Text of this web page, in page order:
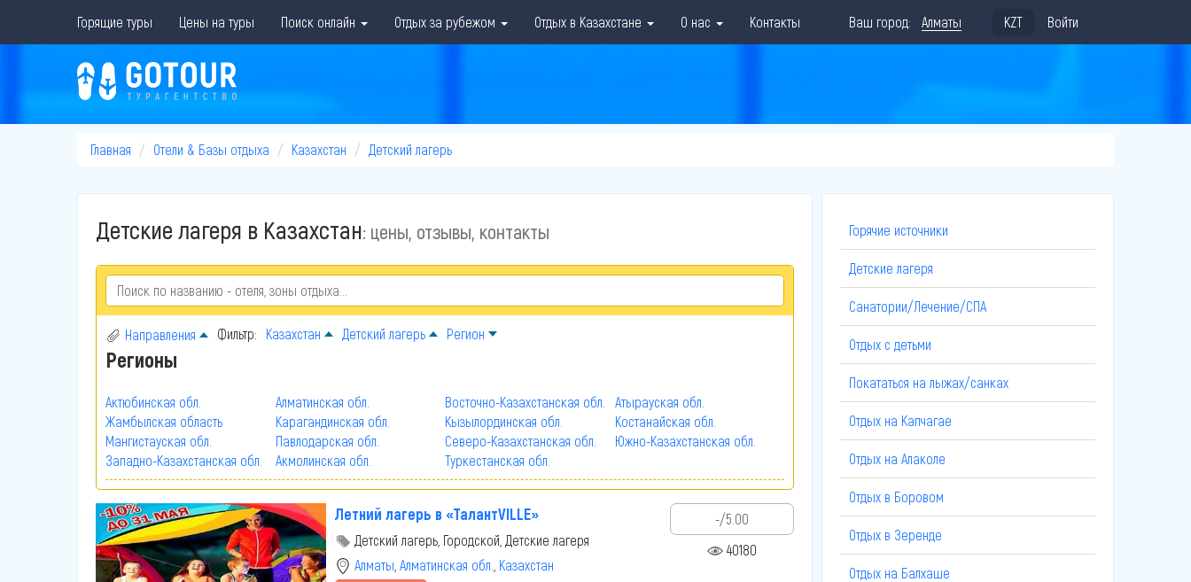
Горящие туры Цены на туры Поиск онлайн Отдых за рубежом Отдых в Казахстане О нас Контакты Ваш город: Алматы KZT Войти
Главная Отели & Базы отдыха Казахстан Детский лагерь
Детские лагеря в Казахстан: цены, отзывы, контакты
Направления Фильтр: Казахстан Детский лагерь Регион
Регионы
Актюбинская обл. Алматинская обл. Восточно-Казахстанская обл.
Атырауская обл.
Жамбылская область
Карагандинская обл. Кызылординская обл.
Костанайская обл.
Мангистауская обл.
Павлодарская обл. Северо-Казахстанская обл.
Южно-Казахстанская обл.
Западно-Казахстанская обл.
Акмолинская обл. Туркестанская обл.
Летний лагерь в «ТалантVILLE»
Детский лагерь, Городской, Детские лагеря
Алматы Алматинская обл. Казахстан
-/5.00
40180
Горячие источники
Детские лагеря
Санатории/Лечение/СПА
Отдых с детьми
Покататься на лыжах/санках
Отдых на Капчагае
Отдых на Алаколе
Отдых в Боровом
Отдых в Зеренде
Отдых на Балхаше